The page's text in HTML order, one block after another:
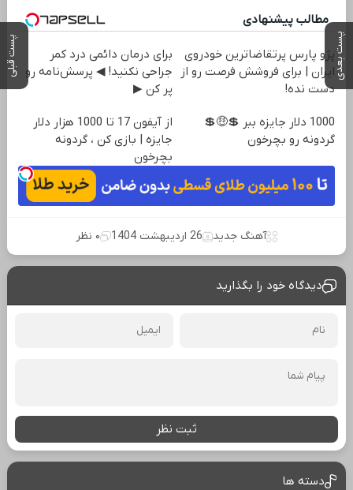
پست بعدی پست قبلی
مطالب پیشنهادی
پژو پارس پرتقاضاترین خودروی
ایران | برای فروشش فرصت رو از
دست نده!
برای درمان دائمی درد کمر
جراحی نکنید! ◀ پرسش‌نامه رو
پر کن ▶
1000 دلار جایزه ببر 💲🤑💲
گردونه رو بچرخون
از آیفون 17 تا 1000 هزار دلار
جایزه | بازی کن ، گردونه
بچرخون
آهنگ جدید 26 اردیبهشت 1404 ۰ نظر
دیدگاه خود را بگذارید
ثبت نظر
دسته ها